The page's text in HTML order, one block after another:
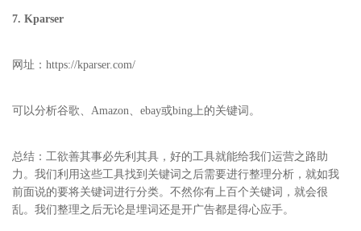
7. Kparser
网址：https://kparser.com/
可以分析谷歌、Amazon、ebay或bing上的关键词。
总结：工欲善其事必先利其具，好的工具就能给我们运营之路助
力。我们利用这些工具找到关键词之后需要进行整理分析，就如我
前面说的要将关键词进行分类。不然你有上百个关键词，就会很
乱。我们整理之后无论是埋词还是开广告都是得心应手。